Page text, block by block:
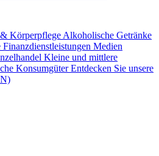
Körperpflege Alkoholische Getränke
Finanzdienstleistungen Medien
Kleine und mittlere
Konsumgüter Entdecken Sie unsere